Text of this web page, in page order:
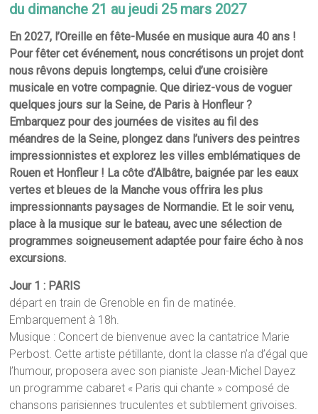
du dimanche 21 au jeudi 25 mars 2027
En 2027, l’Oreille en fête-Musée en musique aura 40 ans !
Pour fêter cet événement, nous concrétisons un projet dont
nous rêvons depuis longtemps, celui d’une croisière
musicale en votre compagnie. Que diriez-vous de voguer
quelques jours sur la Seine, de Paris à Honfleur ?
Embarquez pour des journées de visites au fil des
méandres de la Seine, plongez dans l’univers des peintres
impressionnistes et explorez les villes emblématiques de
Rouen et Honfleur ! La côte d’Albâtre, baignée par les eaux
vertes et bleues de la Manche vous offrira les plus
impressionnants paysages de Normandie. Et le soir venu,
place à la musique sur le bateau, avec une sélection de
programmes soigneusement adaptée pour faire écho à nos
excursions.
Jour 1 : PARIS
départ en train de Grenoble en fin de matinée.
Embarquement à 18h.
Musique : Concert de bienvenue avec la cantatrice Marie
Perbost. Cette artiste pétillante, dont la classe n’a d’égal que
l’humour, proposera avec son pianiste Jean-Michel Dayez
un programme cabaret « Paris qui chante » composé de
chansons parisiennes truculentes et subtilement grivoises.